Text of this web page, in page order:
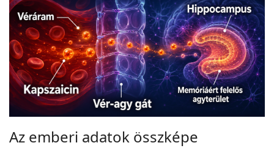
Az emberi adatok összképe